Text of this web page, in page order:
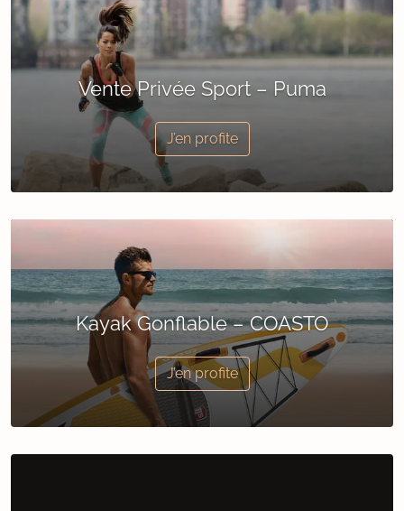
Vente Privée Sport – Puma
J’en profite
Kayak Gonflable – COASTO
J’en profite